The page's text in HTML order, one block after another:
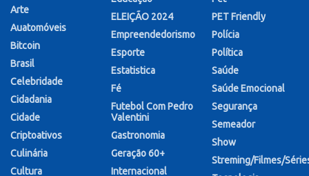
Arte
Auatomóveis
Bitcoin
Brasil
Celebridade
Cidadania
Cidade
Criptoativos
Culinária
Cultura
ELEIÇÃO 2024
Empreendedorismo
Esporte
Estatistica
Fé
Futebol Com Pedro
Valentini
Gastronomia
Geração 60+
Internacional
PET Friendly
Polícia
Política
Saúde
Saúde Emocional
Segurança
Semeador
Show
Streming/Filmes/